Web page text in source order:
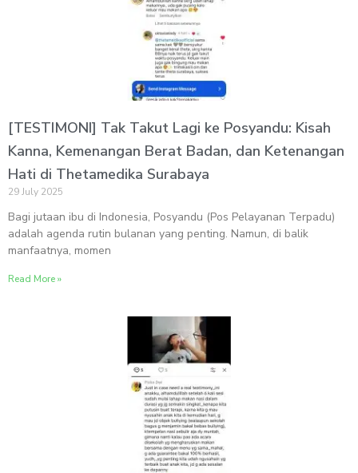
[TESTIMONI] Tak Takut Lagi ke Posyandu: Kisah
Kanna, Kemenangan Berat Badan, dan Ketenangan
Hati di Thetamedika Surabaya
29 July 2025
Bagi jutaan ibu di Indonesia, Posyandu (Pos Pelayanan Terpadu)
adalah agenda rutin bulanan yang penting. Namun, di balik
manfaatnya, momen
Read More »